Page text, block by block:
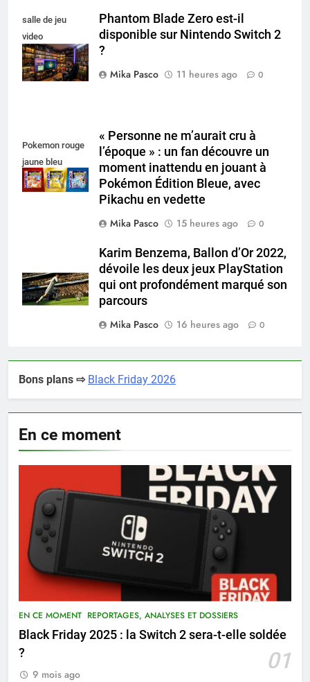
salle de jeu
video
collectionneur
Phantom Blade Zero est-il
disponible sur Nintendo Switch 2
?
Mika Pasco
11 heures ago 0
Pokemon rouge
jaune bleu
« Personne ne m’aurait cru à
l’époque » : un fan découvre un
moment inattendu en jouant à
Pokémon Édition Bleue, avec
Pikachu en vedette
Mika Pasco
15 heures ago 0
Karim Benzema, Ballon d’Or 2022,
dévoile les deux jeux PlayStation
qui ont profondément marqué son
parcours
Mika Pasco
16 heures ago 0
Bons plans ⇨ Black Friday 2026
En ce moment
EN CE MOMENT REPORTAGES, ANALYSES ET DOSSIERS
Black Friday 2025 : la Switch 2 sera-t-elle soldée
?
01
9 mois ago